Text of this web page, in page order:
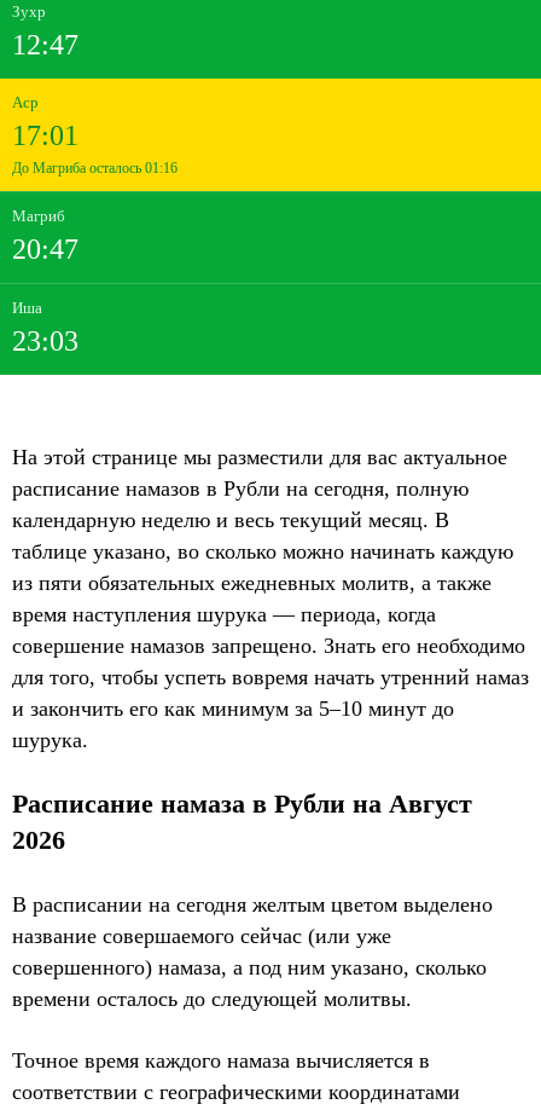
Зухр
12:47
Аср
17:01
До Магриба осталось 01:16
Магриб
20:47
Иша
23:03
На этой странице мы разместили для вас актуальное
расписание намазов в Рубли на сегодня, полную
календарную неделю и весь текущий месяц. В
таблице указано, во сколько можно начинать каждую
из пяти обязательных ежедневных молитв, а также
время наступления шурука — периода, когда
совершение намазов запрещено. Знать его необходимо
для того, чтобы успеть вовремя начать утренний намаз
и закончить его как минимум за 5–10 минут до
шурука.
Расписание намаза в Рубли на Август
2026
В расписании на сегодня желтым цветом выделено
название совершаемого сейчас (или уже
совершенного) намаза, а под ним указано, сколько
времени осталось до следующей молитвы.
Точное время каждого намаза вычисляется в
соответствии с географическими координатами